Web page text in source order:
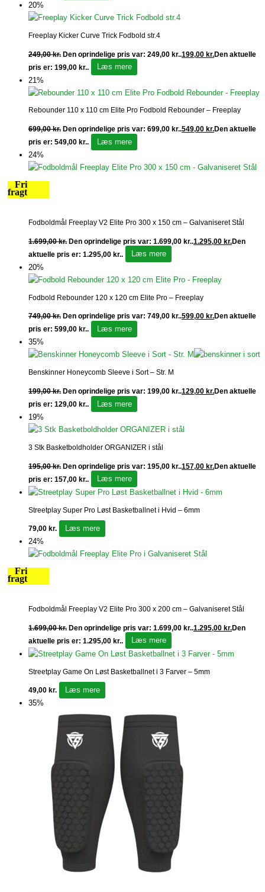
20%
Freeplay Kicker Curve Trick Fodbold str.4
249,00kr. Den oprindelige pris var: 249,00 kr..199,00 kr.Den aktuelle
pris er: 199,00 kr..
Læs mere
21%
Rebounder 110 x 110 cm Elite Pro Fodbold Rebounder – Freeplay
699,00kr. Den oprindelige pris var: 699,00 kr..549,00 kr.Den aktuelle
pris er: 549,00 kr..
Læs mere
24%
Fri
fragt
Fodboldmål Freeplay V2 Elite Pro 300 x 150 cm – Galvaniseret Stål
1.699,00kr. Den oprindelige pris var: 1.699,00 kr..1.295,00 kr.Den
aktuelle pris er: 1.295,00 kr..
Læs mere
20%
Fodbold Rebounder 120 x 120 cm Elite Pro – Freeplay
749,00kr. Den oprindelige pris var: 749,00 kr..599,00 kr.Den aktuelle
pris er: 599,00 kr..
Læs mere
35%
Benskinner Honeycomb Sleeve i Sort – Str. M
199,00kr. Den oprindelige pris var: 199,00 kr..129,00 kr.Den aktuelle
pris er: 129,00 kr..
Læs mere
19%
3 Stk Basketboldholder ORGANIZER i stål
195,00kr. Den oprindelige pris var: 195,00 kr..157,00 kr.Den aktuelle
pris er: 157,00 kr..
Læs mere
Streetplay Super Pro Løst Basketballnet i Hvid – 6mm
79,00 kr.
Læs mere
24%
Fri
fragt
Fodboldmål Freeplay V2 Elite Pro 300 x 200 cm – Galvaniseret Stål
1.699,00kr. Den oprindelige pris var: 1.699,00 kr..1.295,00 kr.Den
aktuelle pris er: 1.295,00 kr..
Læs mere
Streetplay Game On Løst Basketballnet i 3 Farver – 5mm
49,00 kr.
Læs mere
35%